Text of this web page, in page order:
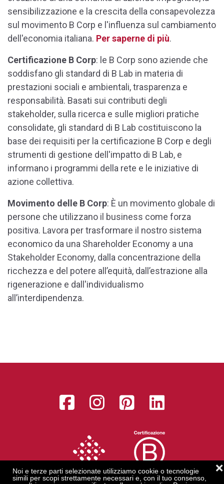
Noi e terze parti selezionate utilizziamo cookie o tecnologie
simili per scopi strettamente necessari e, con il tuo consenso,
❌
sensibilizzazione e la crescita della consapevolezza
sul movimento B Corp e l'influenza sul cambiamento
dell'economia italiana. Per saperne di più.
Certificazione B Corp: le B Corp sono aziende che
soddisfano gli standard di B Lab in materia di
prestazioni sociali e ambientali, trasparenza e
responsabilità. Basati sui contributi degli
stakeholder, sulla ricerca e sulle migliori pratiche
consolidate, gli standard di B Lab costituiscono la
base dei requisiti per la certificazione B Corp e degli
strumenti di gestione dell'impatto di B Lab, e
informano i programmi della rete e le iniziative di
azione collettiva.
Movimento delle B Corp: È un movimento globale di
persone che utilizzano il business come forza
positiva. Lavora per trasformare il nostro sistema
economico da una Shareholder Economy a una
Stakeholder Economy, dalla concentrazione della
ricchezza e del potere all’equità, dall’estrazione alla
rigenerazione e dall'individualismo
all’interdipendenza.
Facebook
Instagram
Pinterest